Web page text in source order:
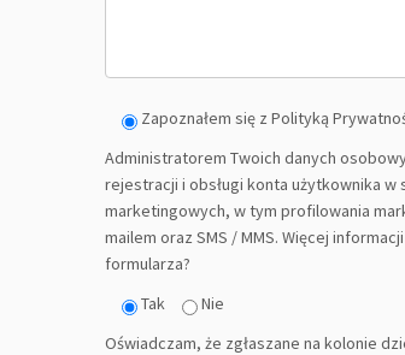
Zapoznałem się z Polityką
Administratorem Twoich danych
rejestracji i obsługi konta użytkownika
marketingowych, w tym profilowania
mailem oraz SMS / MMS. Więcej
formularza?
Tak
Nie
Oświadczam, że zgłaszane na kolonie